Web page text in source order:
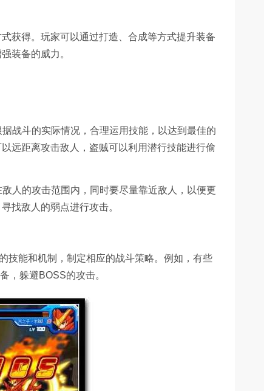
获得。玩家可以通过打造、合成等方式提升装备
装备的威力。
战斗的实际情况，合理运用技能，以达到最佳的
远距离攻击敌人，盗贼可以利用潜行技能进行偷
人的攻击范围内，同时要尽量靠近敌人，以便更
找敌人的弱点进行攻击。
技能和机制，制定相应的战斗策略。例如，有些
，躲避BOSS的攻击。